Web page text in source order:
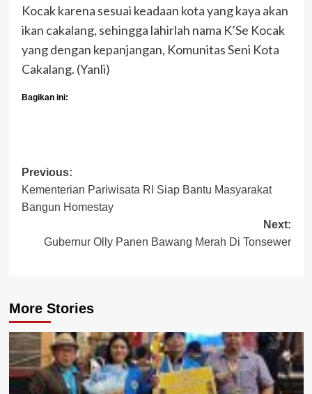
Kocak karena sesuai keadaan kota yang kaya akan
ikan cakalang, sehingga lahirlah nama K’Se Kocak
yang dengan kepanjangan, Komunitas Seni Kota
Cakalang. (Yanli)
Bagikan ini:
Post
navigation
Previous:
Kementerian Pariwisata RI Siap Bantu Masyarakat
Bangun Homestay
Next:
Gubernur Olly Panen Bawang Merah Di Tonsewer
More Stories